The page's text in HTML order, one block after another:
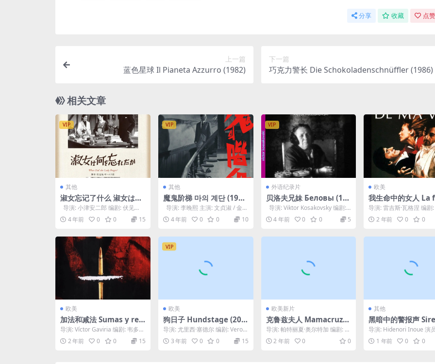
分享 收藏 点
上一篇
蓝色星球 Il Pianeta Azzurro (1982)
下一篇
巧克力警长 Die Schokoladenschnüffler (1986)
相关文章
VIP
其他
淑女忘记了什么 淑女は何
を忘れたか (1937)
导演: 小津安二郎 编剧: 伏见
晁 / 小津安二郎 主演: 粟岛墨...
4 年前 0 0 15
VIP
其他
魔鬼阶梯 마의 계단 (196
4)
导演: 李晚熙 主演: 文贞淑 / 金振
奎 / 房诚子 类型: 惊...
4 年前 0 0 10
VIP
外语纪录片
贝洛夫兄妹 Беловы (19
92)
导演: Viktor Kosakovsky 编剧: V
iktor ...
4 年前 0 0 5
欧美
我生命中的女人 La
me de ma vie
导演: 雷吉斯·瓦格涅 编剧
rine Cohen / 阿兰·勒亨利
2 年前 0 0
欧美
加法和减法 Sumas y res
tas (2004)
导演: Víctor Gaviria 编剧: 韦多加
·维利亚 / Hugo Re...
2 年前 0 0 15
VIP
欧美
狗日子 Hundstage (200
1)
导演: 尤里西·塞德尔 编剧: Veroni
ka Franz / 尤里西·塞德尔...
3 年前 0 0 15
欧美新片
克鲁兹夫人 Mamacruz
(2023)
导演: 帕特丽夏·奥尔特加 编剧: 帕
特丽夏·奥尔特加 / José Ortuñ...
2 年前 0 0
其他
黑暗中的警报声
en la
导演: Hidenori Inoue 演
a Furuta, Ryo...
1 年前 0 0